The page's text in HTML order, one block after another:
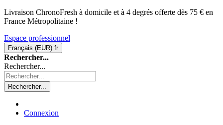
Livraison ChronoFresh à domicile et à 4 degrés offerte dès 75 € en
France Métropolitaine !
Espace professionnel
Français (EUR) fr
Rechercher...
Rechercher...
Rechercher...
Connexion